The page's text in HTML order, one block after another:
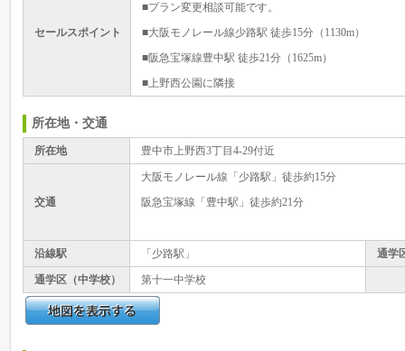
セールスポイント
■プラン変更相談可能です。
■大阪モノレール線少路駅 徒歩15分（1130m）
■阪急宝塚線豊中駅 徒歩21分（1625m）
■上野西公園に隣接
所在地・交通
所在地 豊中市上野西3丁目4-29付近
交通
大阪モノレール線「少路駅」徒歩約15分
阪急宝塚線「豊中駅」徒歩約21分
沿線駅 「少路駅」 通学
通学区（中学校） 第十一中学校